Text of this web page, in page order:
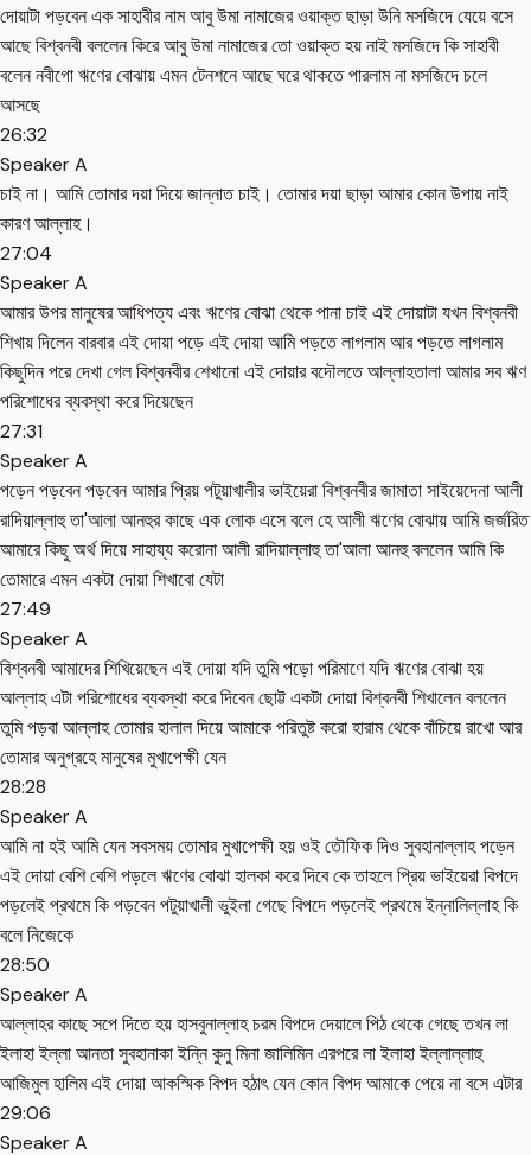
দোয়াটা পড়বেন এক সাহাবীর নাম আবু উমা নামাজের ওয়াক্ত ছাড়া উনি মসজিদে যেয়ে বসে
আছে বিশ্বনবী বললেন কিরে আবু উমা নামাজের তো ওয়াক্ত হয় নাই মসজিদে কি সাহাবী
বলেন নবীগো ঋণের বোঝায় এমন টেনশনে আছে ঘরে থাকতে পারলাম না মসজিদে চলে
আসছে
26:32
Speaker A
চাই না। আমি তোমার দয়া দিয়ে জান্নাত চাই। তোমার দয়া ছাড়া আমার কোন উপায় নাই
কারণ আল্লাহ।
27:04
Speaker A
আমার উপর মানুষের আধিপত্য এবং ঋণের বোঝা থেকে পানা চাই এই দোয়াটা যখন বিশ্বনবী
শিখায় দিলেন বারবার এই দোয়া পড়ে এই দোয়া আমি পড়তে লাগলাম আর পড়তে লাগলাম
কিছুদিন পরে দেখা গেল বিশ্বনবীর শেখানো এই দোয়ার বদৌলতে আল্লাহতালা আমার সব ঋণ
পরিশোধের ব্যবস্থা করে দিয়েছেন
27:31
Speaker A
পড়েন পড়বেন পড়বেন আমার প্রিয় পটুয়াখালীর ভাইয়েরা বিশ্বনবীর জামাতা সাইয়েদেনা আলী
রাদিয়াল্লাহু তা'আলা আনহুর কাছে এক লোক এসে বলে হে আলী ঋণের বোঝায় আমি জর্জরিত
আমারে কিছু অর্থ দিয়ে সাহায্য করোনা আলী রাদিয়াল্লাহু তা'আলা আনহু বললেন আমি কি
তোমারে এমন একটা দোয়া শিখাবো যেটা
27:49
Speaker A
বিশ্বনবী আমাদের শিখিয়েছেন এই দোয়া যদি তুমি পড়ো পরিমাণে যদি ঋণের বোঝা হয়
আল্লাহ এটা পরিশোধের ব্যবস্থা করে দিবেন ছোট্ট একটা দোয়া বিশ্বনবী শিখালেন বললেন
তুমি পড়বা আল্লাহ তোমার হালাল দিয়ে আমাকে পরিতুষ্ট করো হারাম থেকে বাঁচিয়ে রাখো আর
তোমার অনুগ্রহে মানুষের মুখাপেক্ষী যেন
28:28
Speaker A
আমি না হই আমি যেন সবসময় তোমার মুখাপেক্ষী হয় ওই তৌফিক দিও সুবহানাল্লাহ পড়েন
এই দোয়া বেশি বেশি পড়লে ঋণের বোঝা হালকা করে দিবে কে তাহলে প্রিয় ভাইয়েরা বিপদে
পড়লেই প্রথমে কি পড়বেন পটুয়াখালী ভুইলা গেছে বিপদে পড়লেই প্রথমে ইন্নালিল্লাহ কি
বলে নিজেকে
28:50
Speaker A
আল্লাহর কাছে সপে দিতে হয় হাসবুনাল্লাহ চরম বিপদে দেয়ালে পিঠ থেকে গেছে তখন লা
ইলাহা ইল্লা আনতা সুবহানাকা ইন্নি কুনু মিনা জালিমিন এরপরে লা ইলাহা ইল্লাল্লাহু
আজিমুল হালিম এই দোয়া আকস্মিক বিপদ হঠাৎ যেন কোন বিপদ আমাকে পেয়ে না বসে এটার
29:06
Speaker A